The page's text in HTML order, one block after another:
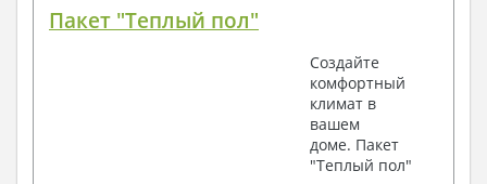
Пакет "Теплый пол"
Создайте
комфортный
климат в
вашем
доме. Пакет
"Теплый пол"